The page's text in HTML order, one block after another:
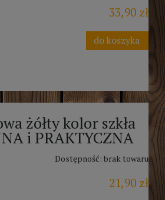
33,90 zł
do koszyka
żółty kolor szkła
i PRAKTYCZNA
Dostępność: brak towaru
21,90 zł